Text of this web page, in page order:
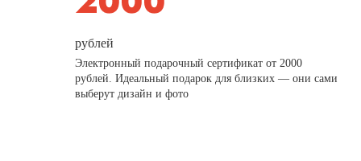
рублей
Электронный подарочный сертификат от 2000
рублей. Идеальный подарок для близких — они сами
выберут дизайн и фото